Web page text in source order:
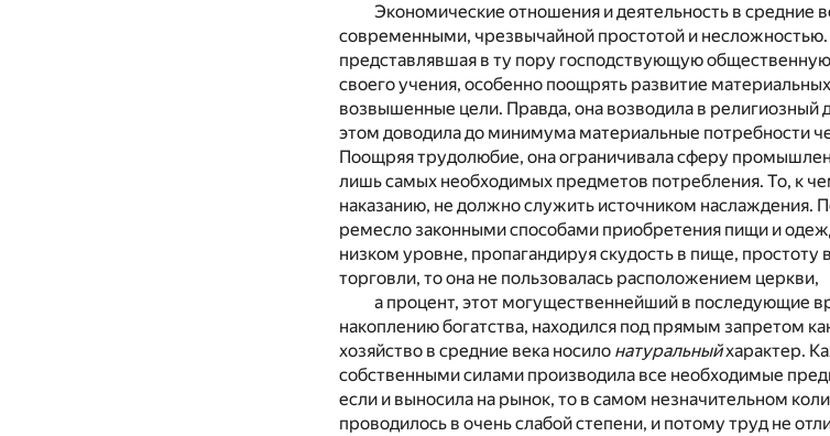
Экономические отношения и деятельность в средние
современными, чрезвычайной простотой и несложностью.
представлявшая в ту пору господствующую
своего учения, особенно поощрять развитие
возвышенные цели. Правда, она возводила в религиозный
этом доводила до минимума материальные потребности
Поощряя трудолюбие, она ограничивала сферу
лишь самых необходимых предметов потребления. То, к
наказанию, не должно служить источником наслаждения.
ремесло законными способами приобретения пищи и
низком уровне, пропагандируя скудость в пище, простоту
торговли, то она не пользовалась расположением церкви,
а процент, этот могущественнейший в последующие
накоплению богатства, находился под прямым запретом
хозяйство в средние века носило натуральныйхарактер.
собственными силами производила все необходимые
если и выносила на рынок, то в самом незначительном
проводилось в очень слабой степени, и потому труд не